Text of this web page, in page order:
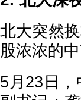
北大突然
股浓浓的
5月23日